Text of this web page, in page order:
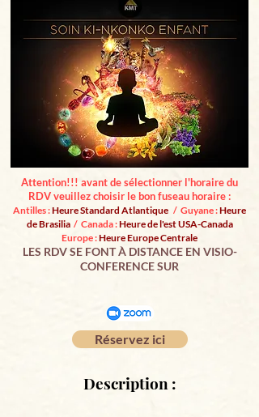
Attention!!! avant de sélectionner l'horaire du
RDV veuillez choisir le bon fuseau horaire :
Antilles :Heure Standard Atlantique / Guyane :Heure
de Brasilia / Canada :Heure de l'est USA-Canada
Europe :Heure Europe Centrale
LES RDV SE FONT À DISTANCE EN VISIO-
CONFERENCE SUR
Réservez ici
Description :